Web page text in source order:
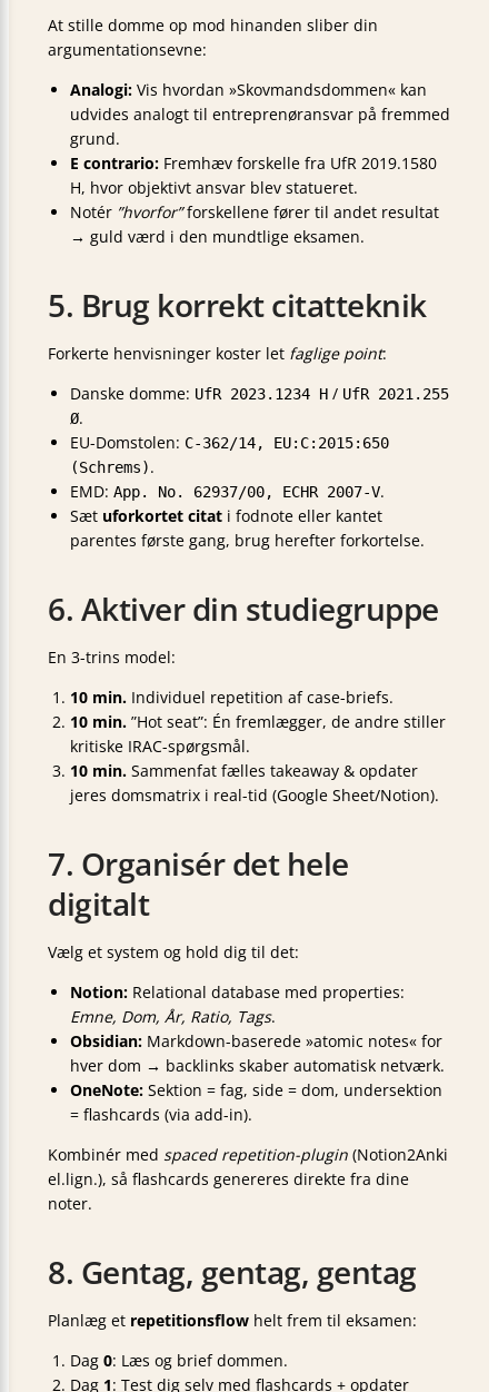
At stille domme op mod hinanden sliber din
argumentationsevne:
Analogi: Vis hvordan »Skovmandsdommen« kan
udvides analogt til entreprenøransvar på fremmed
grund.
E contrario: Fremhæv forskelle fra UfR 2019.1580
H, hvor objektivt ansvar blev statueret.
Notér ”hvorfor”forskellene fører til andet resultat
→ guld værd i den mundtlige eksamen.
5. Brug korrekt citatteknik
Forkerte henvisninger koster let faglige point:
Danske domme: UfR 2023.1234 H / UfR 2021.255
Ø.
EU-Domstolen: C-362/14, EU:C:2015:650
(Schrems).
EMD: App. No. 62937/00, ECHR 2007-V.
Sæt uforkortet citat i fodnote eller kantet
parentes første gang, brug herefter forkortelse.
6. Aktiver din studiegruppe
En 3-trins model:
10 min. Individuel repetition af case-briefs.
10 min. ”Hot seat”: Én fremlægger, de andre stiller
kritiske IRAC-spørgsmål.
10 min. Sammenfat fælles takeaway & opdater
jeres domsmatrix i real-tid (Google Sheet/Notion).
7. Organisér det hele
digitalt
Vælg et system og hold dig til det:
Notion: Relational database med properties:
Emne, Dom, År, Ratio, Tags.
Obsidian: Markdown-baserede »atomic notes« for
hver dom → backlinks skaber automatisk netværk.
OneNote: Sektion = fag, side = dom, undersektion
= flashcards (via add-in).
Kombinér med spaced repetition-plugin (Notion2Anki
el.lign.), så flashcards genereres direkte fra dine
noter.
8. Gentag, gentag, gentag
Planlæg et repetitionsflow helt frem til eksamen:
Dag 0: Læs og brief dommen.
Dag 1: Test dig selv med flashcards + opdater